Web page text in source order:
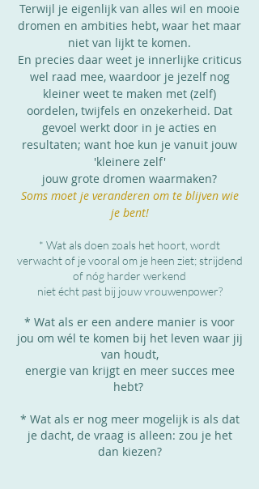
Terwijl je eigenlijk van alles wil en mooie
dromen en ambities hebt, waar het maar
niet van lijkt te komen.
En precies daar weet je innerlijke criticus
wel raad mee, waardoor je jezelf nog
kleiner weet te maken met (zelf)
oordelen, twijfels en onzekerheid. Dat
gevoel werkt door in je acties en
resultaten; want hoe kun je vanuit jouw
'kleinere zelf'
jouw grote dromen waarmaken?
Soms moet je veranderen om te blijven wie
je bent!
* Wat als doen zoals het hoort, wordt
verwacht of je vooral om je heen ziet; strijdend
of nóg harder werkend
niet écht past bij jouw vrouwenpower?
* Wat als er een andere manier is voor
jou om wél te komen bij het leven waar jij
van houdt,
energie van krijgt en meer succes mee
hebt?
* Wat als er nog meer mogelijk is als dat
je dacht, de vraag is alleen: zou je het
dan kiezen?